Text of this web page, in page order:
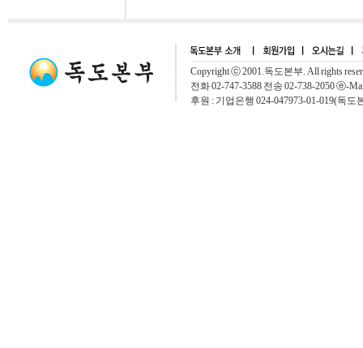
Copyright ⓒ 2001.독도본부. All rights
전화 02-747-3588 전송 02-738-2050 ⓔ-
후원 : 기업은행 024-047973-01-019(독도